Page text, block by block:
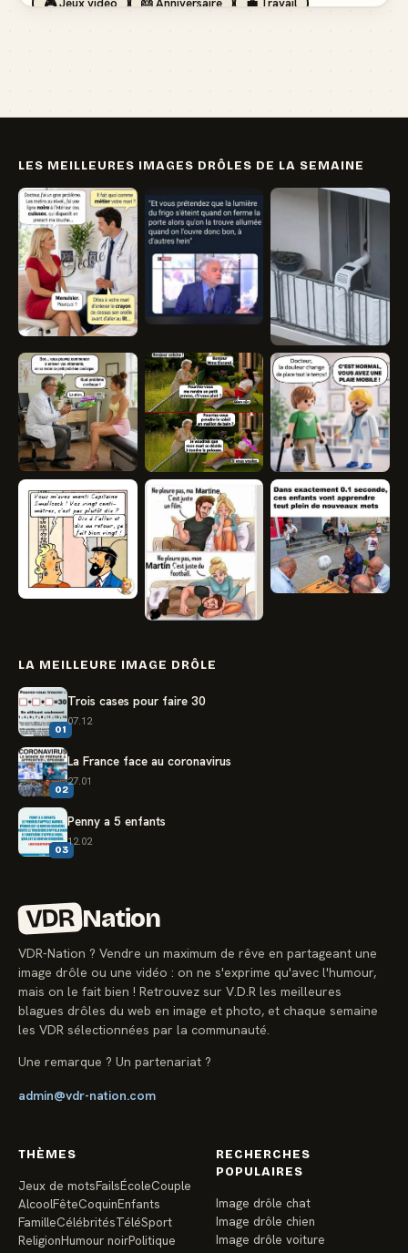
🎮 Jeux vidéo
🎂 Anniversaire
💼 Travail
LES MEILLEURES IMAGES DRÔLES DE LA SEMAINE
LA MEILLEURE IMAGE DRÔLE
01
Trois cases pour faire 30
07.12
02
La France face au coronavirus
27.01
03
Penny a 5 enfants
12.02
VDR Nation
VDR-Nation ? Vendre un maximum de rêve en partageant une
image drôle ou une vidéo : on ne s'exprime qu'avec l'humour,
mais on le fait bien ! Retrouvez sur V.D.R les meilleures
blagues drôles du web en image et photo, et chaque semaine
les VDR sélectionnées par la communauté.
Une remarque ? Un partenariat ?
admin@vdr-nation.com
THÈMES
Jeux de motsFailsÉcoleCouple
AlcoolFêteCoquinEnfants
FamilleCélébritésTéléSport
ReligionHumour noirPolitique
RECHERCHES
POPULAIRES
Image drôle chat
Image drôle chien
Image drôle voiture